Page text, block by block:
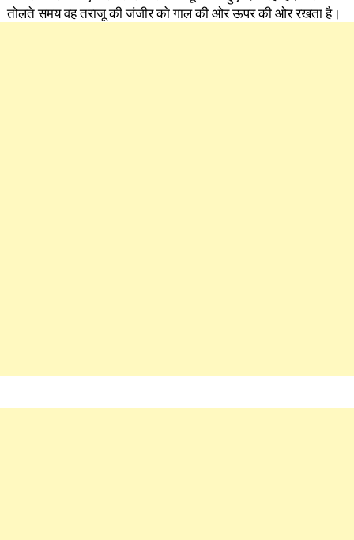
तोलते समय वह तराजू की जंजीर को गाल की ओर ऊपर की ओर रखता है।